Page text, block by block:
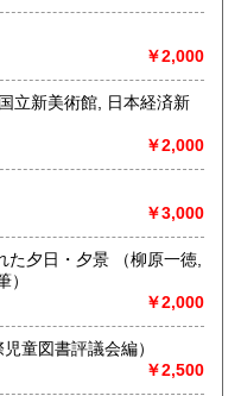
のフォーマットからご連
チャー、古書一般（そ
展カタログ
￥2,000
￥2,000
￥3,000
夕景 （柳原一徳,
￥2,000
代 （日本国際児童図書評議会編）
￥2,500